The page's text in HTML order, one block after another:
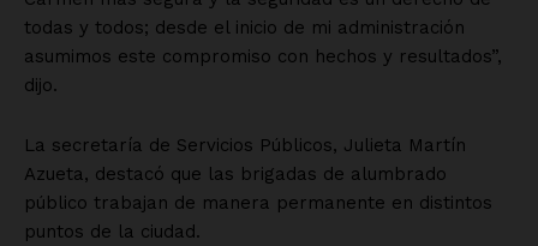
todas y todos; desde el inicio de mi administración
asumimos este compromiso con hechos y resultados”,
dijo.
La secretaría de Servicios Públicos, Julieta Martín
Azueta, destacó que las brigadas de alumbrado
público trabajan de manera permanente en distintos
puntos de la ciudad.